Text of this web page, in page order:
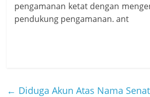
pengamanan ketat dengan
pendukung pengamanan. ant
← Diduga Akun Atas Nama